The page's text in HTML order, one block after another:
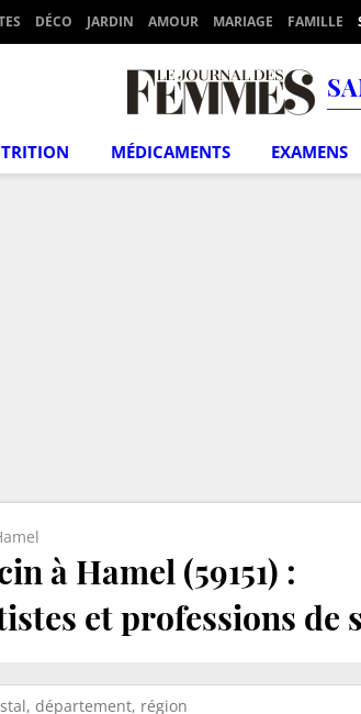
DÉCO JARDIN AMOUR MARIAGE FAMILLE
MÉDICAMENTS EXAMENS
à Hamel (59151) :
et professions de